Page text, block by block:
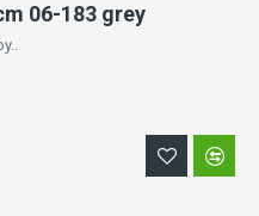
06-183 grey